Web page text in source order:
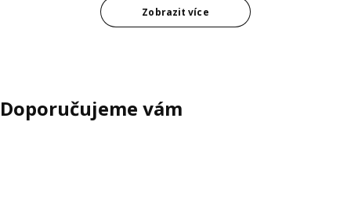
Zobrazit více
Doporučujeme vám